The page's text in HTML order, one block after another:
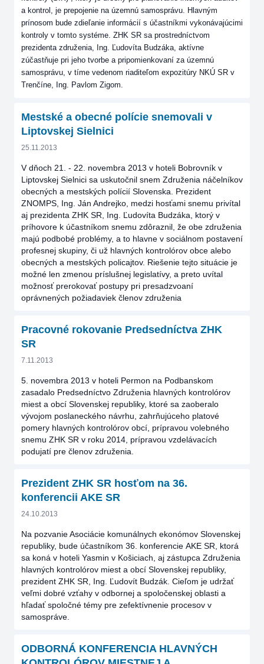
a kontrol, je prepojenie na územnú samosprávu. Hlavným
prínosom bude zdieľanie informácií s účastníkmi vykonávajúcimi
kontroly v tomto systéme. ZHK SR sa prostredníctvom
prezidenta združenia, Ing. Ľudovíta Budzáka, aktívne
zúčastňuje pri jeho tvorbe a pripomienkovaní za územnú
samosprávu, v tíme vedenom riaditeľom expozitúry NKÚ SR v
Trenčíne, Ing. Pavlom Zigom.
Mestské a obecné polície snemovali v
Liptovskej Sielnici
25.11.2013
V dňoch 21. - 22. novembra 2013 v hoteli Bobrovník v
Liptovskej Sielnici sa uskutočnil snem Združenia náčelníkov
obecných a mestských polícií Slovenska. Prezident
ZNOMPS, Ing. Ján Andrejko, medzi hosťami snemu privítal
aj prezidenta ZHK SR, Ing. Ľudovíta Budzáka, ktorý v
príhovore k účastníkom snemu zdôraznil, že obe združenia
majú podbobé problémy, a to hlavne v sociálnom postavení
profesnej skupiny, či už hlavných kontrolórov obce alebo
obecných a mestských policajtov. Riešenie tejto situácie je
možné len zmenou príslušnej legislatívy, a preto uvítal
možnosť prerokovať postupy pri presadzvoaní
oprávnených požiadaviek členov združenia
Pracovné rokovanie Predsedníctva ZHK
SR
7.11.2013
5. novembra 2013 v hoteli Permon na Podbanskom
zasadalo Predsedníctvo Združenia hlavných kontrolórov
miest a obcí Slovenskej republiky, ktoré sa zaoberalo
vývojom poslaneckého návrhu, zahrňujúceho platové
pomery hlavných kontrolórov obcí, prípravou volebného
snemu ZHK SR v roku 2014, prípravou vzdelávacích
podujatí pre členov združenia.
Prezident ZHK SR hosťom na 36.
konferencii AKE SR
24.10.2013
Na pozvanie Asociácie komunálnych ekonómov Slovenskej
republiky, bude účastníkom 36. konferencie AKE SR, ktorá
sa koná v hoteli Yasmin v Košiciach, aj zástupca Združenia
hlavných kontrolórov miest a obcí Slovenskej republiky,
prezident ZHK SR, Ing. Ľudovít Budzák. Cieľom je udržať
veľmi dobré vzťahy v odbornej a spoločenskej oblasti a
hľadať spoločné témy pre zefektívnenie procesov v
samospráve.
ODBORNÁ KONFERENCIA HLAVNÝCH